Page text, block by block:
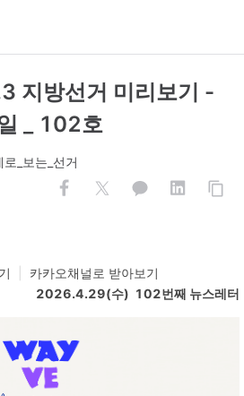
지방선거 미리보기 -
_ 102호
_보는_선거
카카오채널로 받아보기
2026.4.29(수) 102번째 뉴스레터